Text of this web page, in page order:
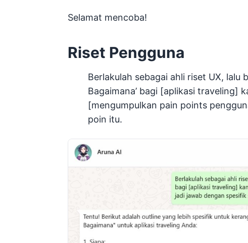
Selamat mencoba!
Riset Pengguna
Berlakulah sebagai ahli riset UX, lalu
Bagaimana’ bagi [aplikasi traveling]
[mengumpulkan pain points
poin itu.